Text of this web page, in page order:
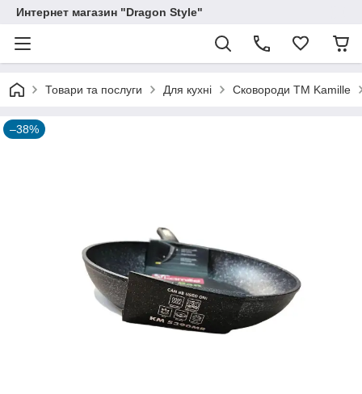
Интернет магазин "Dragon Style"
Товари та послуги Для кухні Сковороди ТМ Kamille
–38%